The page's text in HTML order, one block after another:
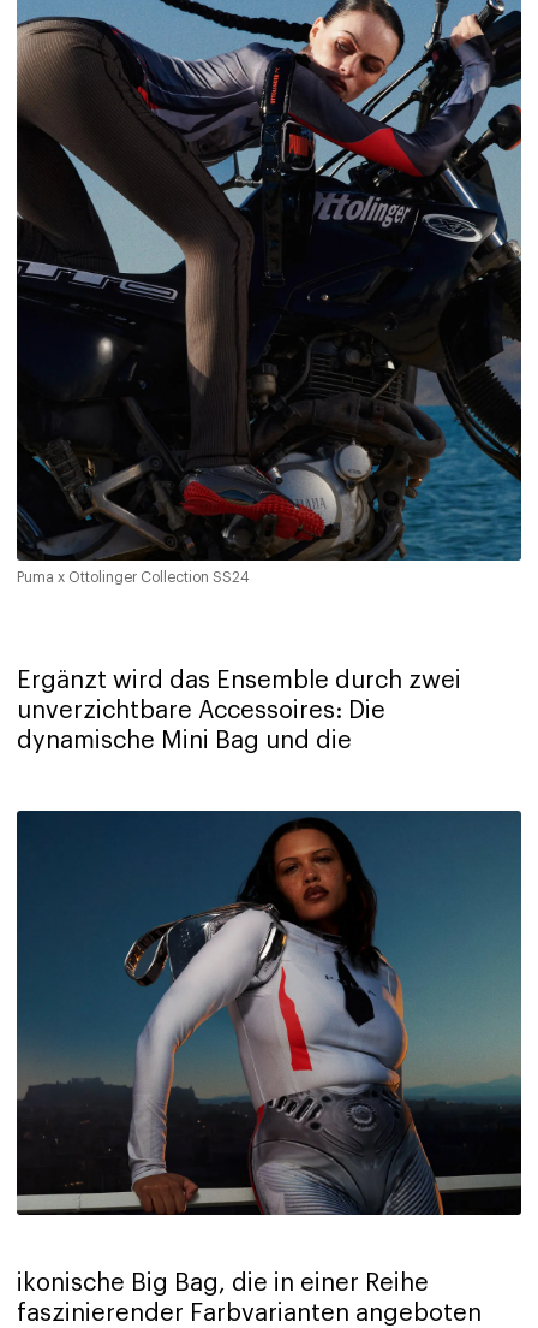
Puma x Ottolinger Collection SS24
Ergänzt wird das Ensemble durch zwei
unverzichtbare Accessoires: Die
dynamische Mini Bag und die
ikonische Big Bag, die in einer Reihe
faszinierender Farbvarianten angeboten